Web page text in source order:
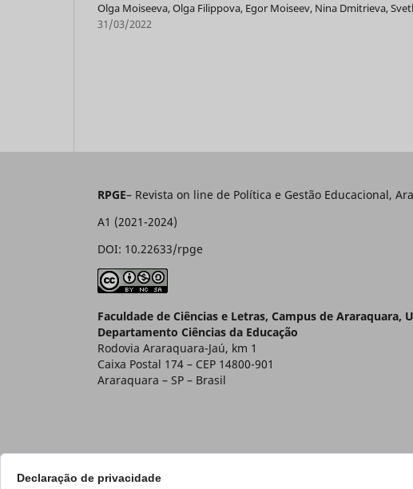
Declaração de privacidade
Olga Moiseeva, Olga Filippova, Egor Moiseev, Nina Dmitrieva,
31/03/2022
RPGE– Revista on line de Política e Gestão
A1 (2021-2024)
DOI: 10.22633/rpge
Faculdade de Ciências e Letras, Campus de Araraquara,
Departamento Ciências da Educação
Rodovia Araraquara-Jaú, km 1
Caixa Postal 174 – CEP 14800-901
Araraquara – SP – Brasil